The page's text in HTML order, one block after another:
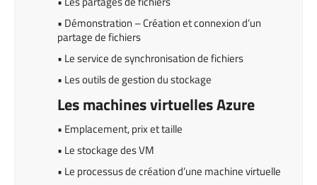
• Démonstration – Création et connexion d’un
partage de fichiers
• Le service de synchronisation de fichiers
• Les outils de gestion du stockage
Les machines virtuelles Azure
• Emplacement, prix et taille
• Le stockage des VM
• Le processus de création d’une machine virtuelle